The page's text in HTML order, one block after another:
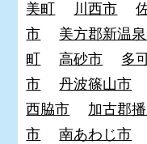
美町
川西市
市
美方郡新温泉
町
高砂市 多
市
丹波篠山市
西脇市
加古郡播
市
南あわじ市